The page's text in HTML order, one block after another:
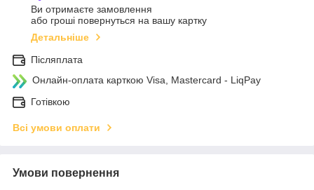
Ви отримаєте замовлення
або гроші повернуться на вашу картку
Детальніше
Післяплата
Онлайн-оплата карткою Visa, Mastercard - LiqPay
Готівкою
Всі умови оплати
Умови повернення